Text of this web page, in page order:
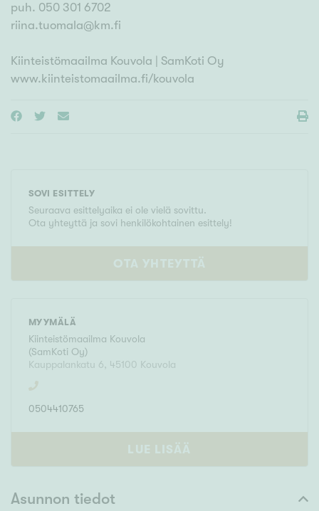
puh. 050 301 6702
riina.tuomala@km.fi
Kiinteistömaailma Kouvola | SamKoti Oy
www.kiinteistomaailma.fi/kouvola
SOVI ESITTELY
Seuraava esittelyaika ei ole vielä sovittu.
Ota yhteyttä ja sovi henkilökohtainen esittely!
OTA YHTEYTTÄ
MYYMÄLÄ
Kiinteistömaailma Kouvola
(SamKoti Oy)
Kauppalankatu 6, 45100 Kouvola
0504410765
LUE LISÄÄ
Asunnon tiedot